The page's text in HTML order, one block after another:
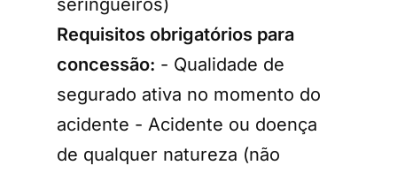
seringueiros)
Requisitos obrigatórios para
concessão: - Qualidade de
segurado ativa no momento do
acidente - Acidente ou doença
de qualquer natureza (não